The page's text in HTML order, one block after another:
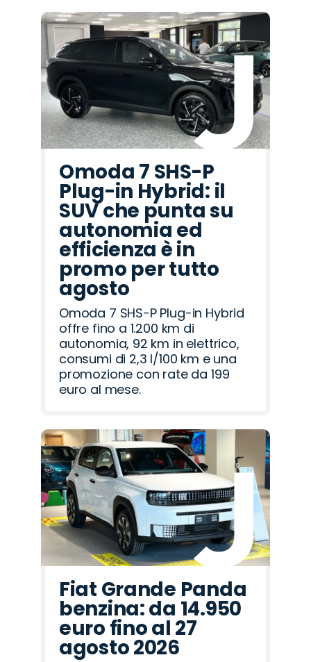
Omoda 7 SHS-P
Plug-in Hybrid: il
SUV che punta su
autonomia ed
efficienza è in
promo per tutto
agosto
Omoda 7 SHS-P Plug-in Hybrid
offre fino a 1.200 km di
autonomia, 92 km in elettrico,
consumi di 2,3 l/100 km e una
promozione con rate da 199
euro al mese.
Fiat Grande Panda
benzina: da 14.950
euro fino al 27
agosto 2026